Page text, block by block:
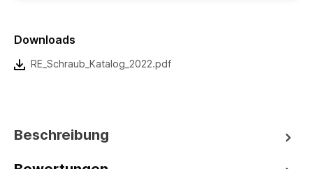
Downloads
RE_Schraub_Katalog_2022.pdf
Beschreibung